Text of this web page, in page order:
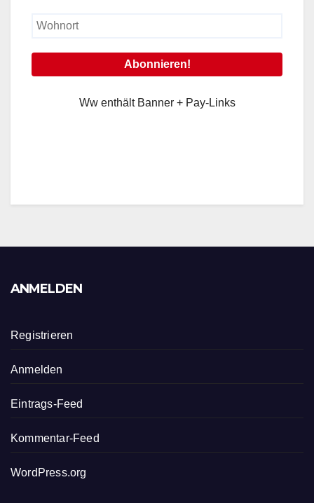
Ww enthält Banner + Pay-Links
ANMELDEN
Registrieren
Anmelden
Eintrags-Feed
Kommentar-Feed
WordPress.org